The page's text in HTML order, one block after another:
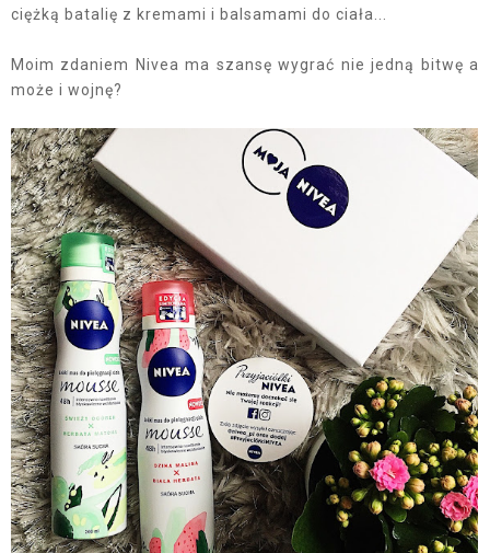
ciężką batalię z kremami i balsamami do ciała...
Moim zdaniem Nivea ma szansę wygrać nie jedną bitwę a
może i wojnę?